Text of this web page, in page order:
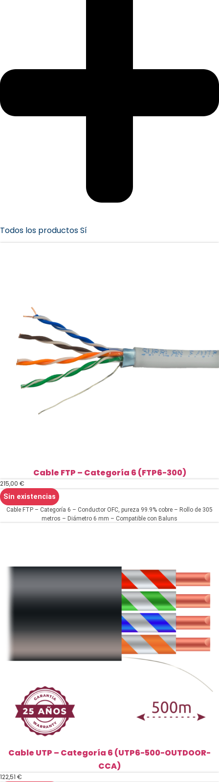
Todos los productos Sí
Cable FTP – Categoría 6 (FTP6-300)
215,00 €
Sin existencias
Cable FTP – Categoría 6 – Conductor OFC, pureza 99.9% cobre – Rollo de 305
metros – Diámetro 6 mm – Compatible con Baluns
Cable UTP – Categoría 6 (UTP6-500-OUTDOOR-
CCA)
122,51 €